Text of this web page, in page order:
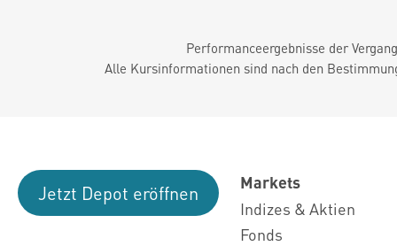
Performanceergebnisse der
Alle Kursinformationen sind nach den
Jetzt Depot eröffnen
Markets
Indizes & Aktien
Fonds